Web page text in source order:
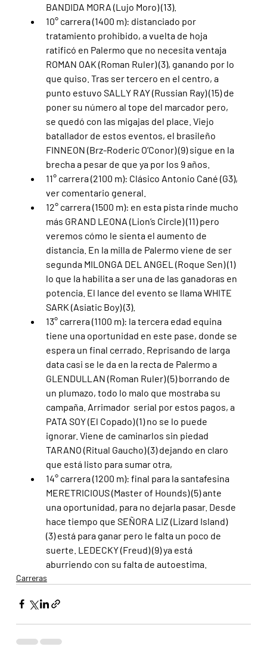
BANDIDA MORA (Lujo Moro) (13).
10° carrera (1400 m): distanciado por
tratamiento prohibido, a vuelta de hoja
ratificó en Palermo que no necesita ventaja
ROMAN OAK (Roman Ruler) (3), ganando por lo
que quiso. Tras ser tercero en el centro, a
punto estuvo SALLY RAY (Russian Ray) (15) de
poner su número al tope del marcador pero,
se quedó con las migajas del place. Viejo
batallador de estos eventos, el brasileño
FINNEON (Brz-Roderic O’Conor) (9) sigue en la
brecha a pesar de que ya por los 9 años.
11° carrera (2100 m): Clásico Antonio Cané (G3),
ver comentario general.
12° carrera (1500 m): en esta pista rinde mucho
más GRAND LEONA (Lion’s Circle) (11) pero
veremos cómo le sienta el aumento de
distancia. En la milla de Palermo viene de ser
segunda MILONGA DEL ANGEL (Roque Sen) (1)
lo que la habilita a ser una de las ganadoras en
potencia. El lance del evento se llama WHITE
SARK (Asiatic Boy) (3).
13° carrera (1100 m): la tercera edad equina
tiene una oportunidad en este pase, donde se
espera un final cerrado. Reprisando de larga
data casi se le da en la recta de Palermo a
GLENDULLAN (Roman Ruler) (5) borrando de
un plumazo, todo lo malo que mostraba su
campaña. Arrimador  serial por estos pagos, a
PATA SOY (El Copado) (1) no se lo puede
ignorar. Viene de caminarlos sin piedad
TARANO (Ritual Gaucho) (3) dejando en claro
que está listo para sumar otra,
14° carrera (1200 m): final para la santafesina
MERETRICIOUS (Master of Hounds) (5) ante
una oportunidad, para no dejarla pasar. Desde
hace tiempo que SEÑORA LIZ (Lizard Island)
(3) está para ganar pero le falta un poco de
suerte. LEDECKY (Freud) (9) ya está
aburriendo con su falta de autoestima.
Carreras